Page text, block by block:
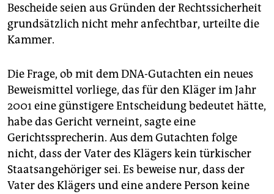
Bescheide seien aus Gründen der Rechtssicherheit
grundsätzlich nicht mehr anfechtbar, urteilte die
Kammer.
Die Frage, ob mit dem DNA-Gutachten ein neues
Beweismittel vorliege, das für den Kläger im Jahr
2001 eine günstigere Entscheidung bedeutet hätte,
habe das Gericht verneint, sagte eine
Gerichtssprecherin. Aus dem Gutachten folge
nicht, dass der Vater des Klägers kein türkischer
Staatsangehöriger sei. Es beweise nur, dass der
Vater des Klägers und eine andere Person keine